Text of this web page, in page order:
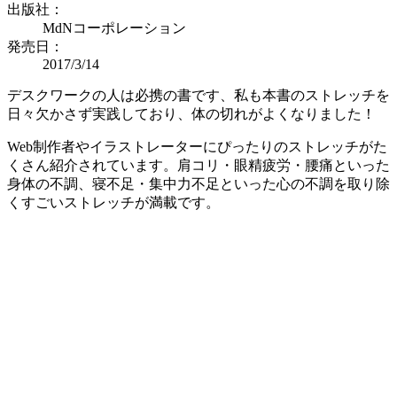
出版社：
MdNコーポレーション
発売日：
2017/3/14
デスクワークの人は必携の書です、私も本書のストレッチを
日々欠かさず実践しており、体の切れがよくなりました！
Web制作者やイラストレーターにぴったりのストレッチがた
くさん紹介されています。肩コリ・眼精疲労・腰痛といった
身体の不調、寝不足・集中力不足といった心の不調を取り除
くすごいストレッチが満載です。